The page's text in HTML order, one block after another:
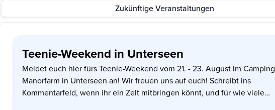
Zukünftige Veranstaltungen
Teenie-Weekend in Unterseen
Meldet euch hier fürs Teenie-Weekend vom 21. - 23. August im Camping
Manorfarm in Unterseen an! Wir freuen uns auf euch! Schreibt ins
Kommentarfeld, wenn ihr ein Zelt mitbringen könnt, und für wie viele